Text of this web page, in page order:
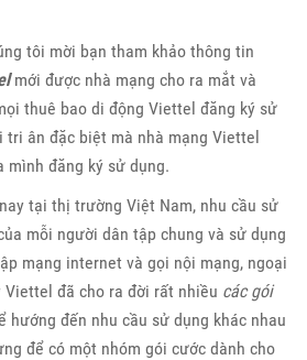
tôi mời bạn tham khảo thông tin
mới được nhà mạng cho ra mắt và
thuê bao di động Viettel đăng ký sử
ân đặc biệt mà nhà mạng Viettel
mình đăng ký sử dụng.
tại thị trường Việt Nam, nhu cầu sử
mỗi người dân tập chung và sử dụng
mạng internet và gọi nội mạng, ngoại
Viettel đã cho ra đời rất nhiều các gói
hướng đến nhu cầu sử dụng khác nhau
để có một nhóm gói cước dành cho